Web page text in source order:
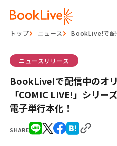
トップ ニュース BookLive!で配
SHARE
ニュースリリース
BookLive!で配信中のオ
「COMIC LIVE!」シリー
電子単行本化！